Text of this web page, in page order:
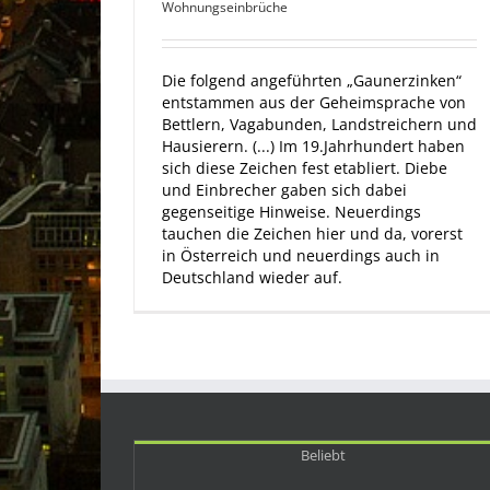
Wohnungseinbrüche
Die folgend angeführten „Gaunerzinken“
entstammen aus der Geheimsprache von
Bettlern, Vagabunden, Landstreichern und
Hausierern. (...) Im 19.Jahrhundert haben
sich diese Zeichen fest etabliert. Diebe
und Einbrecher gaben sich dabei
gegenseitige Hinweise. Neuerdings
tauchen die Zeichen hier und da, vorerst
in Österreich und neuerdings auch in
Deutschland wieder auf.
Beliebt